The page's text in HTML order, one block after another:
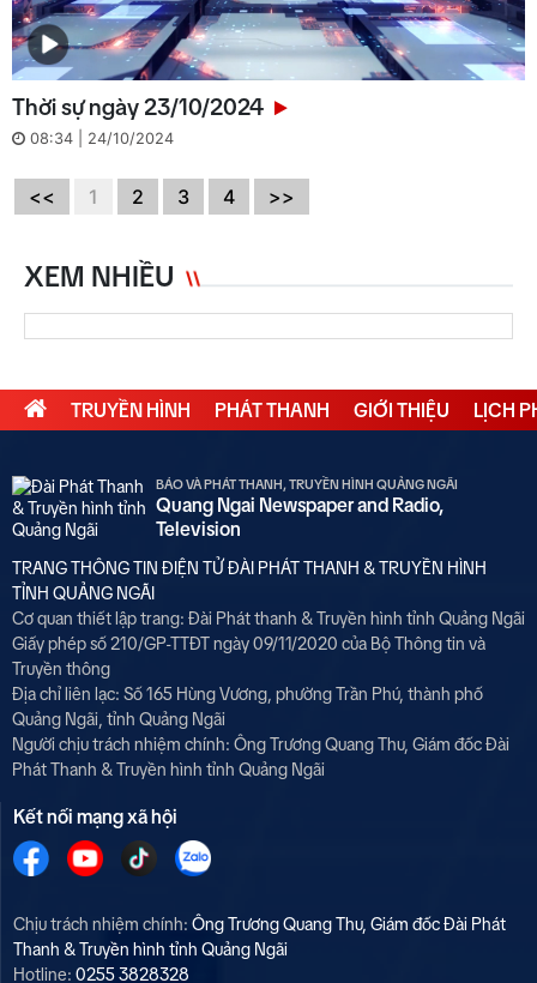
Thời sự ngày 23/10/2024
08:34 | 24/10/2024
<< 1 2 3 4 >>
XEM NHIỀU
TRUYỀN HÌNH PHÁT THANH GIỚI THIỆU LỊCH
BÁO VÀ PHÁT THANH, TRUYỀN HÌNH QUẢNG NGÃI
Quang Ngai Newspaper and Radio,
Television
TRANG THÔNG TIN ĐIỆN TỬ ĐÀI PHÁT THANH & TRUYỀN HÌNH
TỈNH QUẢNG NGÃI
Cơ quan thiết lập trang: Đài Phát thanh & Truyền hình tỉnh Quảng Ngãi
Giấy phép số 210/GP-TTĐT ngày 09/11/2020 của Bộ Thông tin và
Truyền thông
Địa chỉ liên lạc: Số 165 Hùng Vương, phường Trần Phú, thành phố
Quảng Ngãi, tỉnh Quảng Ngãi
Người chịu trách nhiệm chính: Ông Trương Quang Thu, Giám đốc Đài
Phát Thanh & Truyền hình tỉnh Quảng Ngãi
Kết nối mạng xã hội
Chịu trách nhiệm chính: Ông Trương Quang Thu, Giám đốc Đài Phát
Thanh & Truyền hình tỉnh Quảng Ngãi
Hotline: 0255 3828328